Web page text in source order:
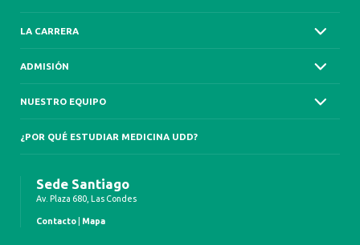
LA CARRERA
ADMISIÓN
NUESTRO EQUIPO
¿POR QUÉ ESTUDIAR MEDICINA UDD?
Sede Santiago
Av. Plaza 680, Las Condes
Contacto Mapa